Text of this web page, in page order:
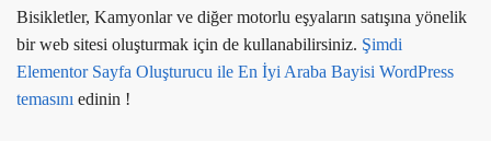
Bisikletler, Kamyonlar ve diğer motorlu eşyaların satışına yönelik
bir web sitesi oluşturmak için de kullanabilirsiniz. Şimdi
Elementor Sayfa Oluşturucu ile En İyi Araba Bayisi WordPress
temasını edinin !